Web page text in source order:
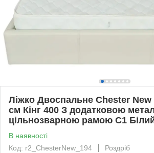
Ліжко Двоспальне Chester New
см Кінг 400 З додатковою
цільнозварною рамою C1
В наявності
Код: r2_ChesterNew_194
Роздріб